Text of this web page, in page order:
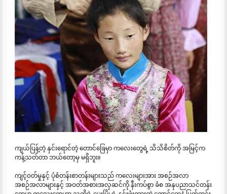
ကျယ်ပြန့်တဲ့ နှင်းရောင်တဲ့ တောင်ခြေမှာ ကလေးတွေရဲ့ သိသိစိတ်ကို အမြင့်က
ကန့်သတ်တာ ဘယ်တော့မှ မရှိဘူး။
ကျင့်ဝတ်မှုနှင့် ပုံစံတန်းစာတန်းများသည် ကလေးများအား အစဉ်အလာ
အစဉ်အလာများနှင့် အဝတ်အစားအလှဆင်ကို နီးကပ်စွာ ခံစ အနုပညာသင်တန်း